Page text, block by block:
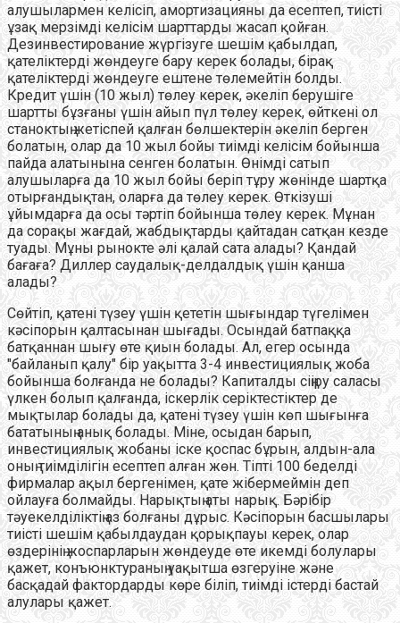
алушылармен келісіп, амортизацияны да есептеп, тиісті
ұзақ мерзімді келісім шарттарды жасап қойған.
Дезинвестирование жүргізуге шешім қабылдап,
қателіктерді жөндеуге бару керек болады, бірақ
қателіктерді жөндеуге ештене төлемейтін болды.
Кредит үшін (10 жыл) төлеу керек, әкеліп берушіге
шартты бұзғаны үшін айып пүл төлеу керек, өйткені ол
станоктың жетіспей қалған бөлшектерін әкеліп берген
болатын, олар да 10 жыл бойы тиімді келісім бойынша
пайда алатынына сенген болатын. Өнімді сатып
алушыларға да 10 жыл бойы беріп тұру жөнінде шартқа
отырғандықтан, оларға да төлеу керек. Өткізуші
ұйымдарға да осы тәртіп бойынша төлеу керек. Мұнан
да сорақы жағдай, жабдықтарды қайтадан сатқан кезде
туады. Мұны рынокте әлі қалай сата алады? Қандай
бағаға? Диллер саудалық-делдалдық үшін қанша
алады?
Сөйтіп, қатені түзеу үшін қететін шығындар түгелімен
кәсіпорын қалтасынан шығады. Осындай батпаққа
батқаннан шығу өте қиын болады. Ал, егер осында
"байланып қалу" бір уақытта 3-4 инвестициялық жоба
бойынша болғанда не болады? Капиталды сіңіру саласы
үлкен болып қалғанда, іскерлік серіктестіктер де
мықтылар болады да, қатені түзеу үшін көп шығынға
бататының анық болады. Міне, осыдан барып,
инвестициялық жобаны іске қоспас бұрын, алдын-ала
оның тиімділігін есептеп алған жөн. Тіпті 100 беделді
фирмалар ақыл бергенімен, қате жібермеймін деп
ойлауға болмайды. Нарықтың аты нарық. Бәрібір
тәуекелділіктің аз болғаны дұрыс. Кәсіпорын басшылары
тиісті шешім қабылдаудан қорықпауы керек, олар
өздерінің жоспарларын жөндеуде өте икемді болулары
қажет, конъюнктураның уақытша өзгеруіне және
басқадай фактордарды көре біліп, тиімді істерді бастай
алулары қажет.